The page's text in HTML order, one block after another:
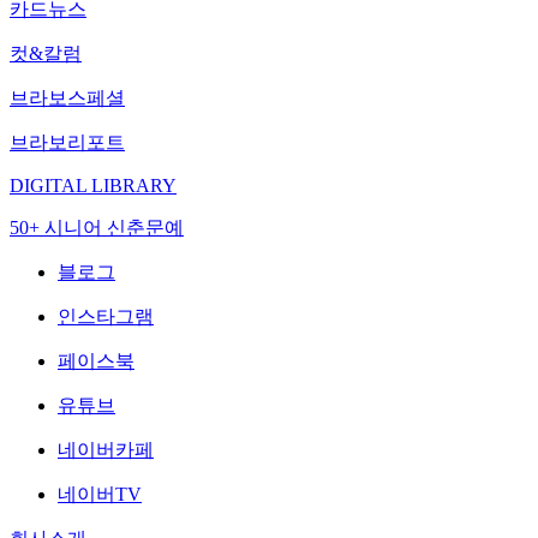
카드뉴스
컷&칼럼
브라보스페셜
브라보리포트
DIGITAL LIBRARY
50+ 시니어 신춘문예
블로그
인스타그램
페이스북
유튜브
네이버카페
네이버TV